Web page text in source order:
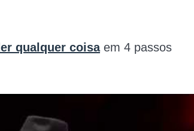
qualquer coisaem 4 passos